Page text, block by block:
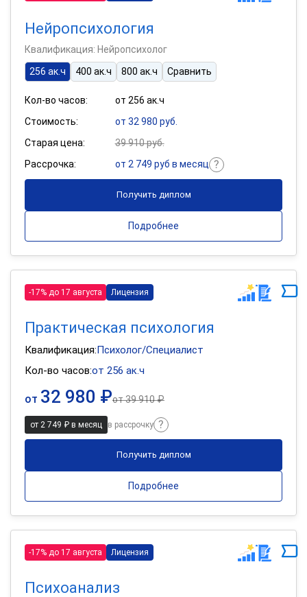
Нейропсихология
Квалификация: Нейропсихолог
256 ак.ч
400 ак.ч 800 ак.ч Сравнить
Кол-во часов:
от 256 ак.ч
Стоимость:
от 32 980 руб.
Старая цена:
39 910 руб.
Рассрочка:
от 2 749 руб в месяц
Получить диплом
Подробнее
-17% до 17 августа Лицензия
Практическая психология
Квалификация:Психолог/Специалист
Кол-во часов:от 256 ак.ч
от 32 980 ₽от39 910 ₽
от 2 749 ₽ в месяц в рассрочку
Получить диплом
Подробнее
-17% до 17 августа Лицензия
Психоанализ